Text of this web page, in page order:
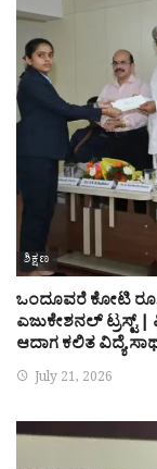
ಶಿಕ್ಷಣ
ಒಂದೂವರೆ ಕೋಟಿ
ಎಜುಕೇಶನಲ್ ಟ್ರಸ್ಟ್
ಆದಾಗ ಕಲಿತ ವಿದ್ಯೆ
July 21, 2026